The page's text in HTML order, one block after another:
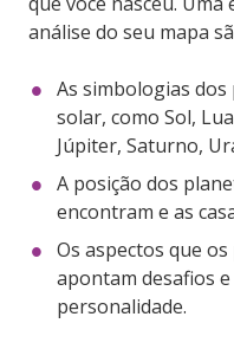
Cartão de crédito:
Paypal:Em até 3
Boleto bancário:2
Débito Online:Em
análise do seu mapa
As simbologias
solar, como Sol,
Júpiter, Saturno,
A posição dos
encontram e as
Os aspectos que
apontam desafios
personalidade.